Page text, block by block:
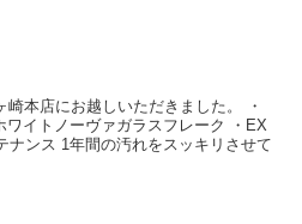
本店にお越しいただきました。 ・
ワイトノーヴァガラスフレーク ・EX
ナンス 1年間の汚れをスッキリさせて